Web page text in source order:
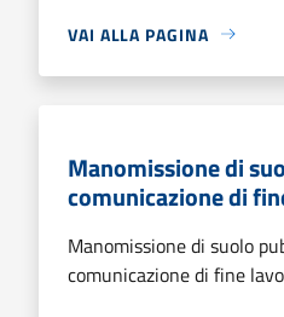
VAI ALLA PAGINA
Manomissione di
comunicazione di
Manomissione di suolo
comunicazione di fine